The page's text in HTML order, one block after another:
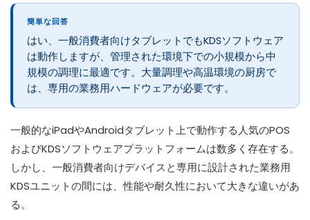
簡単な回答
はい、一般消費者向けタブレットでもKDSソフトウェア
は動作しますが、管理された環境下での小規模から中
規模の調理に最適です。大量調理や高温環境の厨房で
は、専用の業務用ハードウェアが必要です。
一般的なiPadやAndroidタブレット上で動作する人気のPOS
およびKDSソフトウェアプラットフォームは数多く存在する。
しかし、一般消費者向けデバイスと専用に設計された業務用
KDSユニットの間には、性能や耐久性において大きな違いがあ
る。